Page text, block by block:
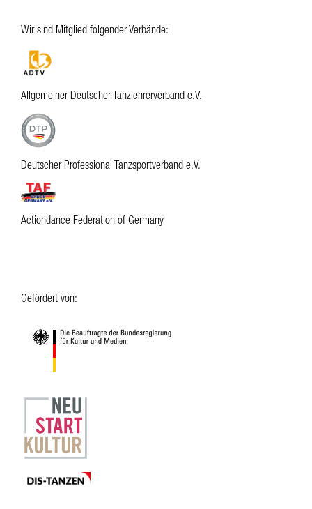
Wir sind Mitglied folgender Verbände:
Allgemeiner Deutscher Tanzlehrerverband e.V.
Deutscher Professional Tanzsportverband e.V.
Actiondance Federation of Germany
Gefördert von: